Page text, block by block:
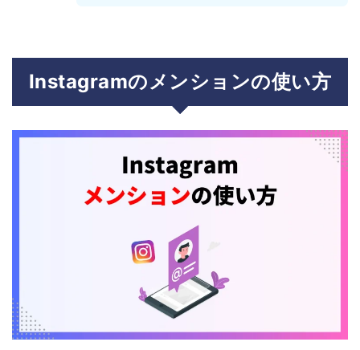
Instagramのメンションの使い方